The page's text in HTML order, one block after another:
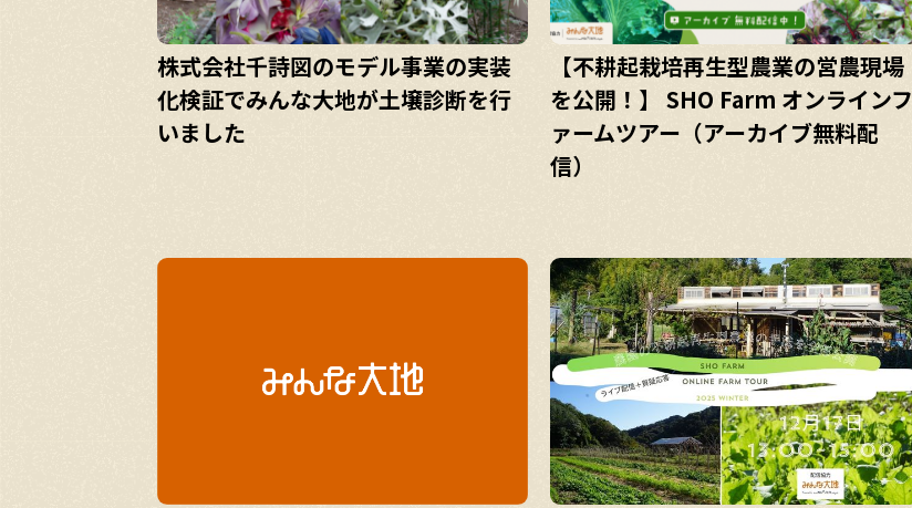
株式会社千詩図のモデル事業の実装
化検証でみんな大地が土壌診断を行
いました
【不耕起栽培再生型農業の営農現場
を公開！】 SHO Farm オンラインフ
ァームツアー（アーカイブ無料配
信）